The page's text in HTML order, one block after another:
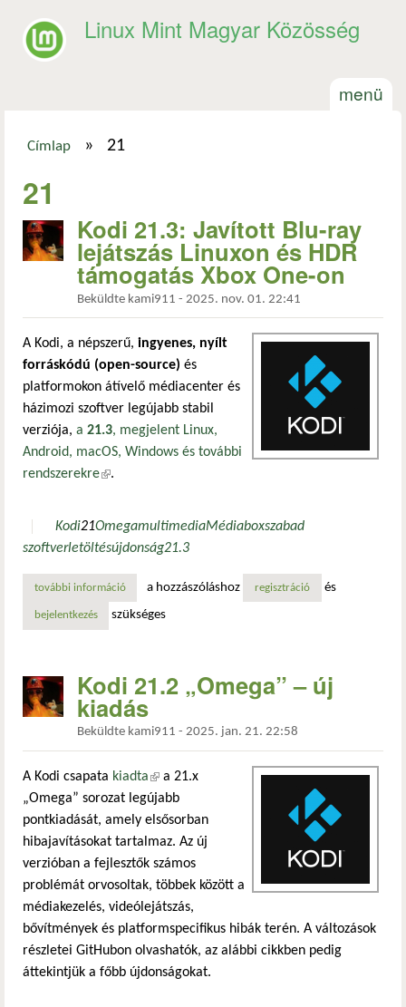
Linux Mint Magyar Közösség
menü
Címlap » 21
21
Kodi 21.3: Javított Blu-ray
lejátszás Linuxon és HDR
támogatás Xbox One-on
Beküldte kami911 - 2025. nov. 01. 22:41
A Kodi, a népszerű, ingyenes, nyílt
forráskódú (open-source) és
platformokon átívelő médiacenter és
házimozi szoftver legújabb stabil
verziója, a 21.3, megjelent Linux,
Android, macOS, Windows és további
rendszerekre(külső hivatkozás)
.
Kodi21OmegamultimediaMédiaboxszabad
szoftverletöltésújdonság21.3
további információkodi 21.3: javított blu-ray lejátszás linuxon és hdr
a hozzászóláshoz regisztráció és
bejelentkezés szükséges
Kodi 21.2 „Omega” – új
kiadás
Beküldte kami911 - 2025. jan. 21. 22:58
A Kodi csapata kiadta(külső hivatkozás)
a 21.x
„Omega” sorozat legújabb
pontkiadását, amely elsősorban
hibajavításokat tartalmaz. Az új
verzióban a fejlesztők számos
problémát orvosoltak, többek között a
médiakezelés, videólejátszás,
bővítmények és platformspecifikus hibák terén. A változások
részletei GitHubon olvashatók, az alábbi cikkben pedig
áttekintjük a főbb újdonságokat.